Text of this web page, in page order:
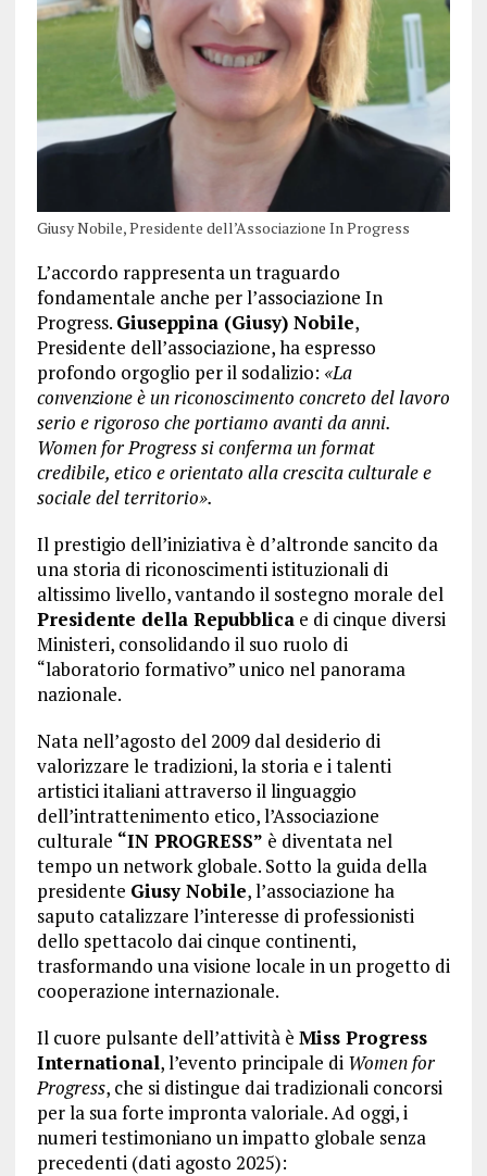
Giusy Nobile, Presidente dell’Associazione In Progress
L’accordo rappresenta un traguardo
fondamentale anche per l’associazione In
Progress. Giuseppina (Giusy) Nobile,
Presidente dell’associazione, ha espresso
profondo orgoglio per il sodalizio: «La
convenzione è un riconoscimento concreto del lavoro
serio e rigoroso che portiamo avanti da anni.
Women for Progress si conferma un format
credibile, etico e orientato alla crescita culturale e
sociale del territorio».
Il prestigio dell’iniziativa è d’altronde sancito da
una storia di riconoscimenti istituzionali di
altissimo livello, vantando il sostegno morale del
Presidente della Repubblicae di cinque diversi
Ministeri, consolidando il suo ruolo di
“laboratorio formativo” unico nel panorama
nazionale.
Nata nell’agosto del 2009 dal desiderio di
valorizzare le tradizioni, la storia e i talenti
artistici italiani attraverso il linguaggio
dell’intrattenimento etico, l’Associazione
culturale “IN PROGRESS” è diventata nel
tempo un network globale. Sotto la guida della
presidente Giusy Nobile, l’associazione ha
saputo catalizzare l’interesse di professionisti
dello spettacolo dai cinque continenti,
trasformando una visione locale in un progetto di
cooperazione internazionale.
Il cuore pulsante dell’attività è Miss Progress
International, l’evento principale di Women for
Progress, che si distingue dai tradizionali concorsi
per la sua forte impronta valoriale. Ad oggi, i
numeri testimoniano un impatto globale senza
precedenti (dati agosto 2025):